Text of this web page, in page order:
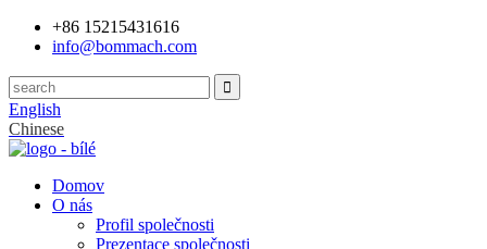
+86 15215431616
info@bommach.com
English
Chinese
Domov
O nás
Profil společnosti
Prezentace společnosti